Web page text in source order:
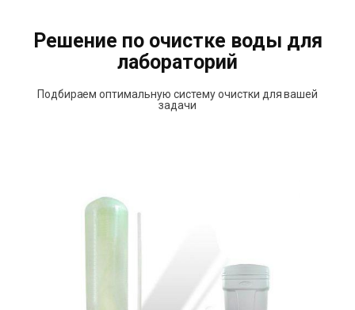
Решение по очистке воды для
лабораторий
Подбираем оптимальную систему очистки для вашей
задачи